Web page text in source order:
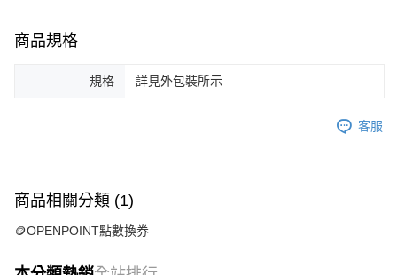
商品規格
規格 詳見外包裝所示
客服
商品相關分類 (1)
🪙OPENPOINT點數換券